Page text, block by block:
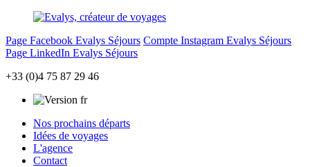
Page Facebook Evalys Séjours Compte Instagram Evalys Séjours
Page LinkedIn Evalys Séjours
+33 (0)4 75 87 29 46
Nos prochains départs
Idées de voyages
L'agence
Contact